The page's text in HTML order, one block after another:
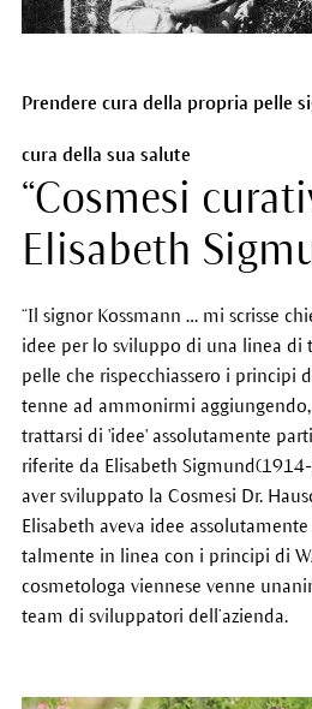
Prendere cura della propria pelle
cura della sua salute
“Cosmesi
Elisabeth
“Il signor Kossmann … mi scrisse
idee per lo sviluppo di una linea di
pelle che rispecchiassero i principi
tenne ad ammonirmi
trattarsi di 'idee' assolutamente
riferite da Elisabeth Sigmund
aver sviluppato la Cosmesi Dr.
Elisabeth aveva idee
talmente in linea con i principi di
cosmetologa viennese venne
team di sviluppatori dell’azienda.